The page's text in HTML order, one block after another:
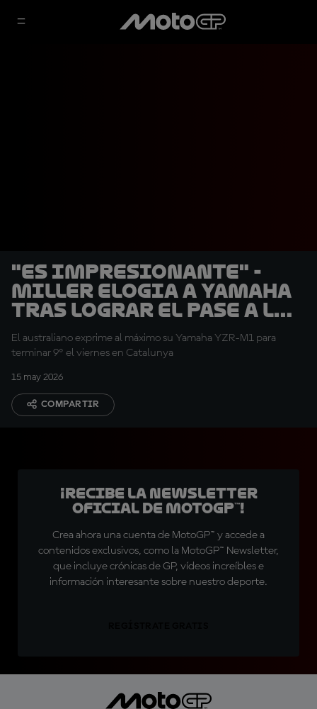
"Es impresionante" -
Miller elogia a Yamaha
tras lograr el pase a la
Q2
El australiano exprime al máximo su Yamaha YZR-M1 para
terminar 9º el viernes en Catalunya
15 may 2026
COMPARTIR
¡Recibe la Newsletter
oficial de MotoGP™!
Crea ahora una cuenta de MotoGP™ y accede a
contenidos exclusivos, como la MotoGP™ Newsletter,
que incluye crónicas de GP, vídeos increíbles e
información interesante sobre nuestro deporte.